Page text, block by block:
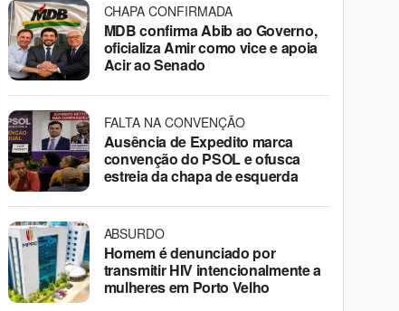
CHAPA CONFIRMADA
MDB confirma Abib ao Governo,
oficializa Amir como vice e apoia
Acir ao Senado
FALTA NA CONVENÇÃO
Ausência de Expedito marca
convenção do PSOL e ofusca
estreia da chapa de esquerda
ABSURDO
Homem é denunciado por
transmitir HIV intencionalmente a
mulheres em Porto Velho